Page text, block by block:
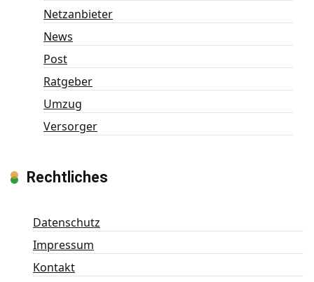
Netzanbieter
News
Post
Ratgeber
Umzug
Versorger
Rechtliches
Datenschutz
Impressum
Kontakt